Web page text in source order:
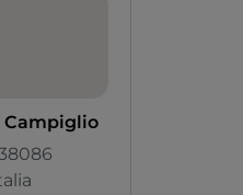
Campiglio